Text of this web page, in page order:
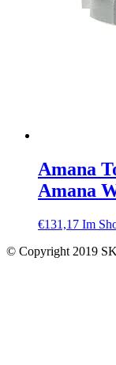
Amana
Amana
€131,17 Im
© Copyright 2019